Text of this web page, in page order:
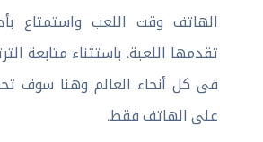
الهاتف وقت اللعب واستمتاع
تقدمها اللعبة. باستثناء متابعة
فى كل أنحاء العالم وهنا سوف
على الهاتف فقط.